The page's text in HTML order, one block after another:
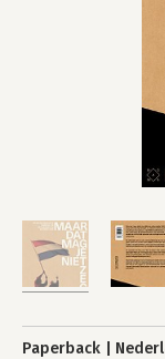
Paperback